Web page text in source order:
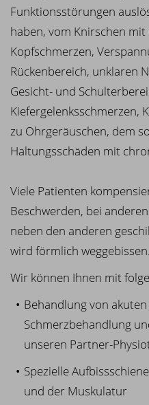
Funktionsstörungen
haben, vom Knirschen
Kopfschmerzen,
Rückenbereich, unklaren
Gesicht- und
Kiefergelenksschmerzen,
zu Ohrgeräuschen, dem
Haltungsschäden mit
Viele Patienten
Beschwerden, bei
neben den anderen
wird förmlich weggebissen.
Wir können Ihnen mit
Behandlung von
Schmerzbehandlung
unseren Partner-
Spezielle
und der Muskulatur